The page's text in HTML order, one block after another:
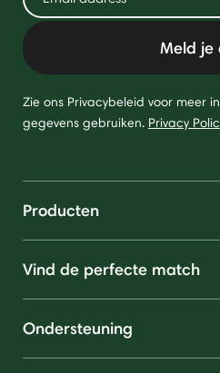
Meld je
Zie ons Privacybeleid voor meer
gegevens gebruiken. Privacy
Producten
Vind de perfecte match
Ondersteuning